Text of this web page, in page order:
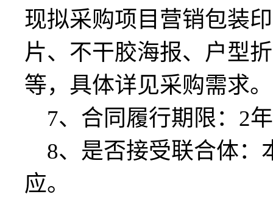
现拟采购项目营销包装
片、不干胶海报、户型
等，具体详见采购需求。
7、合同履行期限： 2年
8、是否接受联合体：
应。